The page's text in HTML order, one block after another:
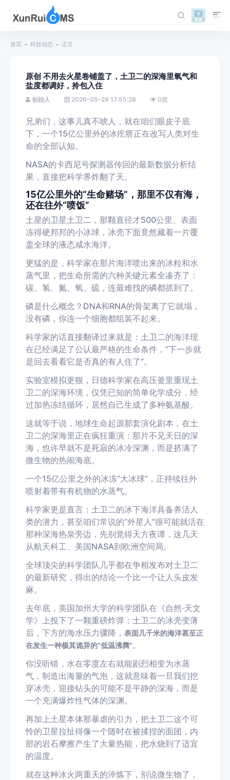
首页 科技动态 正文
原创 不用去火星卷铺盖了，土卫二的深海里氧气和
盐度都调好，拎包入住
创始人 2026-05-29 17:55:28 0次
兄弟们，这事儿真不唬人，就在咱们眼皮子底
下，一个15亿公里外的冰疙瘩正在改写人类对生
命的全部认知。
NASA的卡西尼号探测器传回的最新数据分析结
果，直接把科学界炸翻了天。
15亿公里外的“生命赌场”，那里不仅有海，
还在往外“喷饭”
土星的卫星土卫二，那颗直径才500公里、表面
冻得硬邦邦的小冰球，冰壳下面竟然藏着一片覆
盖全球的液态咸水海洋。
更猛的是，科学家在那片海洋喷出来的冰粒和水
蒸气里，把生命所需的六种关键元素全凑齐了：
碳、氢、氮、氧、硫，连最难找的磷都抓到了。
磷是什么概念？DNA和RNA的骨架离了它就塌，
没有磷，你连一个细胞都组装不起来。
科学家的话直接翻译过来就是：土卫二的海洋现
在已经满足了公认最严格的生命条件，“下一步就
是回去看看它是否真的有人住了”。
实验室模拟更狠，日德科学家在高压釜里重现土
卫二的深海环境，仅凭已知的简单化学成分，经
过加热冻结循环，居然自己生成了多种氨基酸。
这就等于说，地球生命起源那套演化剧本，在土
卫二的深海里正在疯狂重演：那片不见天日的深
海，也许早就不是死寂的冰冷深渊，而是挤满了
微生物的热闹海底。
一个15亿公里之外的冰冻“大冰球”，正持续往外
喷射着带有有机物的水蒸气。
科学家更是直言：土卫二的冰下海洋具备养活人
类的潜力，甚至咱们常说的“外星人”很可能就活在
那种深海热泉旁边，先别觉得天方夜谭，这几天
从航天科工、美国NASA到欧洲空间局。
全球顶尖的科学团队几乎都在争相发布对土卫二
的最新研究，得出的结论一个比一个让人头皮发
麻。
去年底，美国加州大学的科学团队在《自然·天文
学》上投下了一颗重磅炸弹：土卫二的冰壳变薄
后，下方的海水压力骤降， 表面几千米的海洋甚至正
在发生一种极其诡异的“低温沸腾”。
你没听错，水在零度左右就能剧烈相变为水蒸
气，制造出海量的气泡，这就意味着一旦我们挖
穿冰壳，迎接钻头的可能不是平静的深海，而是
一个充满爆炸性气体的深渊。
再加上土星本体那暴虐的引力，把土卫二这个可
怜的卫星拉扯得像一个随时在被揉捏的面团，内
部的岩石摩擦产生了大量热能，把水烧到了适宜
的温度。
就在这种冰火两重天的淬炼下，别说微生物了，